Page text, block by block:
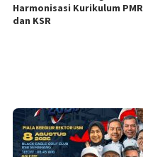
Harmonisasi Kurikulum PMR
dan KSR